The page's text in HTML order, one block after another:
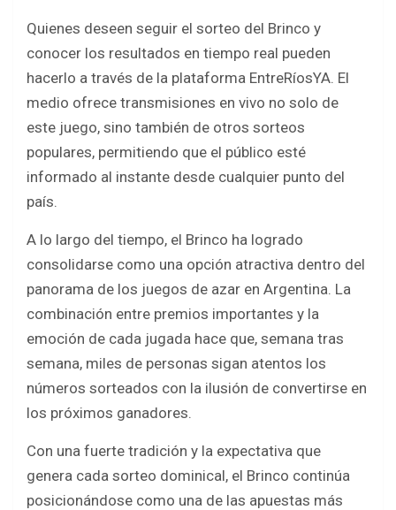
Quienes deseen seguir el sorteo del Brinco y
conocer los resultados en tiempo real pueden
hacerlo a través de la plataforma EntreRíosYA. El
medio ofrece transmisiones en vivo no solo de
este juego, sino también de otros sorteos
populares, permitiendo que el público esté
informado al instante desde cualquier punto del
país.
A lo largo del tiempo, el Brinco ha logrado
consolidarse como una opción atractiva dentro del
panorama de los juegos de azar en Argentina. La
combinación entre premios importantes y la
emoción de cada jugada hace que, semana tras
semana, miles de personas sigan atentos los
números sorteados con la ilusión de convertirse en
los próximos ganadores.
Con una fuerte tradición y la expectativa que
genera cada sorteo dominical, el Brinco continúa
posicionándose como una de las apuestas más